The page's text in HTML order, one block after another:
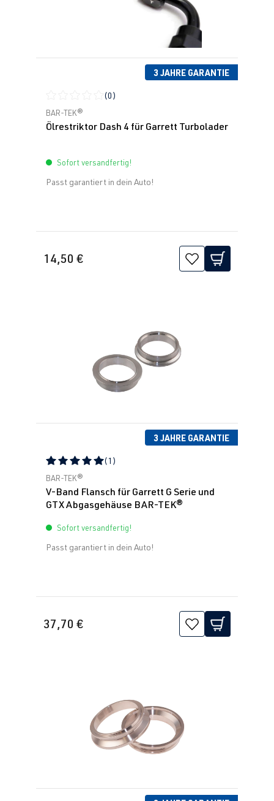
3 JAHRE GARANTIE
Durchschnittliche Bewertung von 0 von 5 Sternen
(0)
BAR-TEK®
Ölrestriktor Dash 4 für Garrett Turbolader
Sofort versandfertig!
Passt garantiert in dein Auto!
14,50 €
3 JAHRE GARANTIE
Durchschnittliche Bewertung von 5 von 5 Sternen
(1)
BAR-TEK®
V-Band Flansch für Garrett G Serie und
GTX Abgasgehäuse BAR-TEK®
Sofort versandfertig!
Passt garantiert in dein Auto!
37,70 €